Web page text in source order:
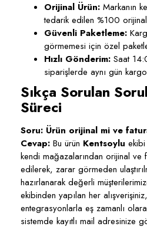
Orijinal Ürün: Markanın
tedarik edilen %100
Güvenli Paketleme:
görmemesi için özel
Hızlı Gönderim: Saat
siparişlerde aynı gün
Sıkça Sorulan
Süreci
Soru: Ürün orijinal mi ve
Cevap: Bu ürün Kentsoylu ekibi
kendi mağazalarından orijinal ve
edilerek, zarar görmeden
hazırlanarak değerli
ekibinden yapılan her
entegrasyonlarla eş zamanlı
sistemde kayıtlı mail adresinize